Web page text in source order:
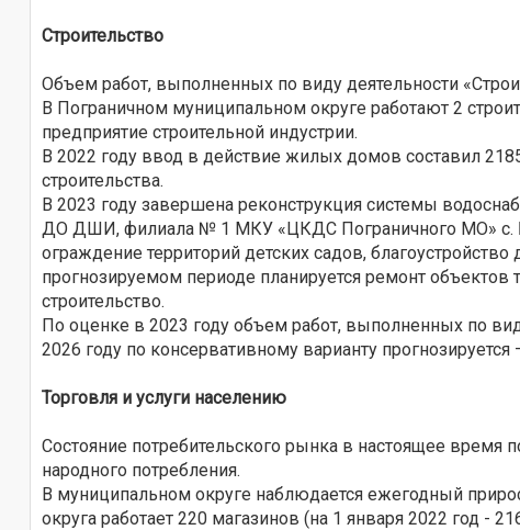
Строительство
Объем работ, выполненных по виду деятельности
В Пограничном муниципальном округе работают 2
предприятие строительной индустрии.
В 2022 году ввод в действие жилых домов составил
строительства.
В 2023 году завершена реконструкция системы
ДО ДШИ, филиала № 1 МКУ «ЦКДС Пограничного МО» с.
ограждение территорий детских садов,
прогнозируемом периоде планируется ремонт
строительство.
По оценке в 2023 году объем работ, выполненных по
2026 году по консервативному варианту
Торговля и услуги населению
Состояние потребительского рынка в настоящее время
народного потребления.
В муниципальном округе наблюдается ежегодный
округа работает 220 магазинов (на 1 января 2022 год -